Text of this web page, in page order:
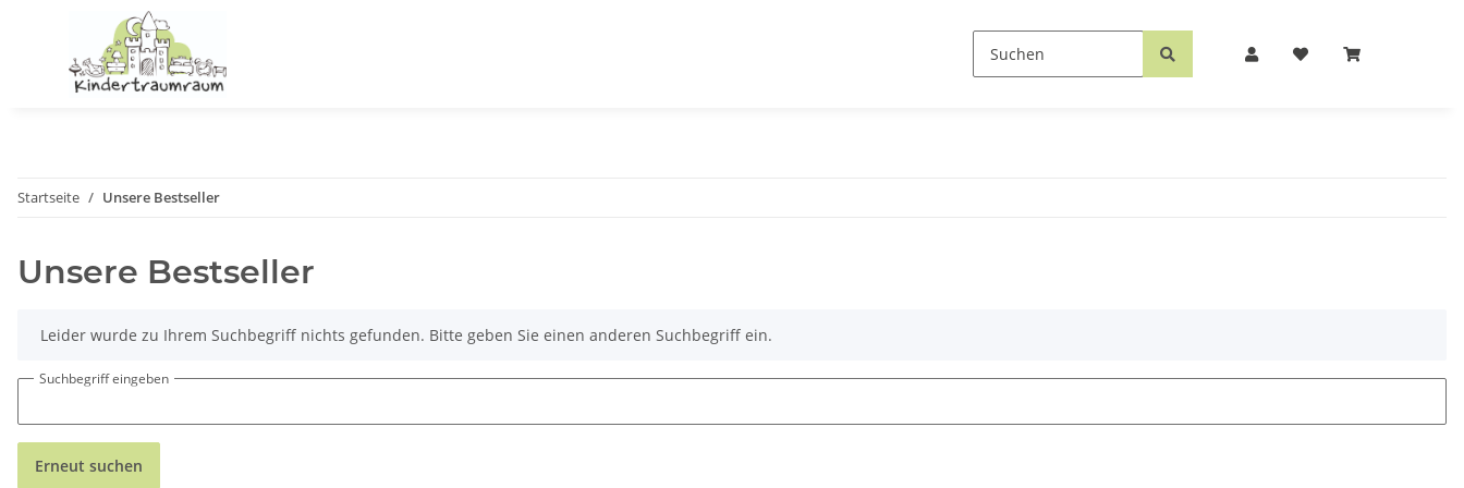
Startseite Unsere Bestseller
Unsere Bestseller
xLeider wurde zu Ihrem Suchbegriff nichts gefunden. Bitte geben Sie einen anderen Suchbegriff ein.
Suchbegriff eingeben
Erneut suchen